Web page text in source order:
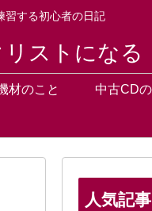
習する初心者の日記
ストになる
材のこと 中古CD
人気記